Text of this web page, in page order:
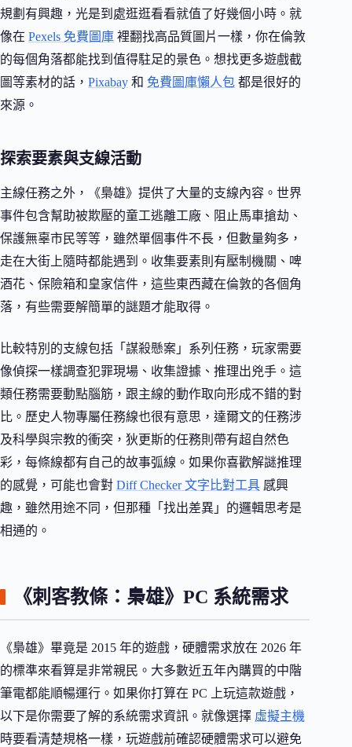
規劃有興趣，光是到處逛逛看看就值了好幾個小時。就
像在 Pexels 免費圖庫 裡翻找高品質圖片一樣，你在倫敦
的每個角落都能找到值得駐足的景色。想找更多遊戲截
圖等素材的話， Pixabay 和 免費圖庫懶人包 都是很好的
來源。
探索要素與支線活動
主線任務之外，《梟雄》提供了大量的支線內容。世界
事件包含幫助被欺壓的童工逃離工廠、阻止馬車搶劫、
保護無辜市民等等，雖然單個事件不長，但數量夠多，
走在大街上隨時都能遇到。收集要素則有壓制機關、啤
酒花、保險箱和皇家信件，這些東西藏在倫敦的各個角
落，有些需要解簡單的謎題才能取得。
比較特別的支線包括「謀殺懸案」系列任務，玩家需要
像偵探一樣調查犯罪現場、收集證據、推理出兇手。這
類任務需要動點腦筋，跟主線的動作取向形成不錯的對
比。歷史人物專屬任務線也很有意思，達爾文的任務涉
及科學與宗教的衝突，狄更斯的任務則帶有超自然色
彩，每條線都有自己的故事弧線。如果你喜歡解謎推理
的感覺，可能也會對 Diff Checker 文字比對工具 感興
趣，雖然用途不同，但那種「找出差異」的邏輯思考是
相通的。
《刺客教條：梟雄》PC 系統需求
《梟雄》畢竟是 2015 年的遊戲，硬體需求放在 2026 年
的標準來看算是非常親民。大多數近五年內購買的中階
筆電都能順暢運行。如果你打算在 PC 上玩這款遊戲，
以下是你需要了解的系統需求資訊。就像選擇 虛擬主機
時要看清楚規格一樣，玩遊戲前確認硬體需求可以避免